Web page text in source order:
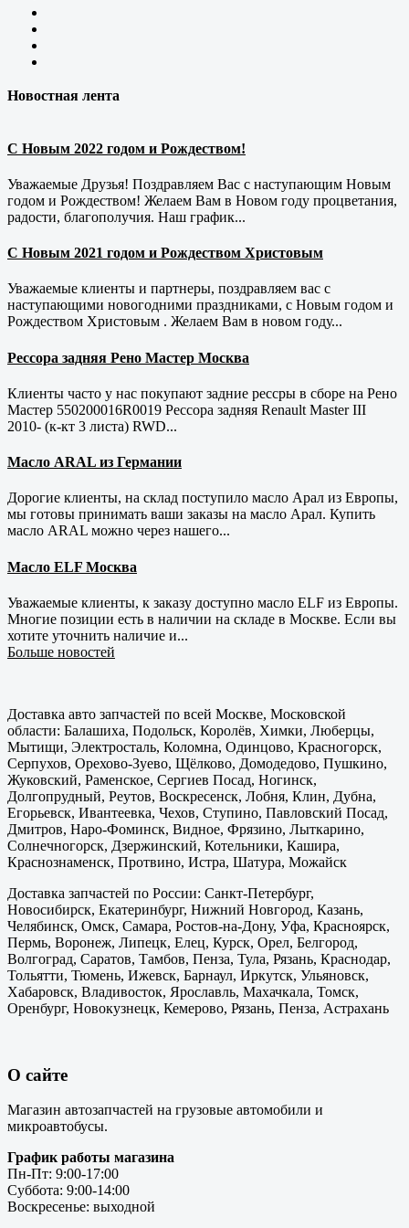
Новостная лента
С Новым 2022 годом и Рождеством!
Уважаемые Друзья! Поздравляем Вас с наступающим Новым
годом и Рождеством! Желаем Вам в Новом году процветания,
радости, благополучия. Наш график...
С Новым 2021 годом и Рождеством Христовым
Уважаемые клиенты и партнеры, поздравляем вас с
наступающими новогодними праздниками, с Новым годом и
Рождеством Христовым . Желаем Вам в новом году...
Рессора задняя Рено Мастер Москва
Клиенты часто у нас покупают задние рессры в сборе на Рено
Мастер 550200016R0019 Рессора задняя Renault Master III
2010- (к-кт 3 листа) RWD...
Масло ARAL из Германии
Дорогие клиенты, на склад поступило масло Арал из Европы,
мы готовы принимать ваши заказы на масло Арал. Купить
масло ARAL можно через нашего...
Масло ELF Москва
Уважаемые клиенты, к заказу доступно масло ELF из Европы.
Многие позиции есть в наличии на складе в Москве. Если вы
хотите уточнить наличие и...
Больше новостей
Доставка авто запчастей по всей Москве, Московской
области: Балашиха, Подольск, Королёв, Химки, Люберцы,
Мытищи, Электросталь, Коломна, Одинцово, Красногорск,
Серпухов, Орехово-Зуево, Щёлково, Домодедово, Пушкино,
Жуковский, Раменское, Сергиев Посад, Ногинск,
Долгопрудный, Реутов, Воскресенск, Лобня, Клин, Дубна,
Егорьевск, Ивантеевка, Чехов, Ступино, Павловский Посад,
Дмитров, Наро-Фоминск, Видное, Фрязино, Лыткарино,
Солнечногорск, Дзержинский, Котельники, Кашира,
Краснознаменск, Протвино, Истра, Шатура, Можайск
Доставка запчастей по России: Санкт-Петербург,
Новосибирск, Екатеринбург, Нижний Новгород, Казань,
Челябинск, Омск, Самара, Ростов-на-Дону, Уфа, Красноярск,
Пермь, Воронеж, Липецк, Елец, Курск, Орел, Белгород,
Волгоград, Саратов, Тамбов, Пенза, Тула, Рязань, Краснодар,
Тольятти, Тюмень, Ижевск, Барнаул, Иркутск, Ульяновск,
Хабаровск, Владивосток, Ярославль, Махачкала, Томск,
Оренбург, Новокузнецк, Кемерово, Рязань, Пенза, Астрахань
О сайте
Магазин автозапчастей на грузовые автомобили и
микроавтобусы.
График работы магазина
Пн-Пт: 9:00-17:00
Суббота: 9:00-14:00
Воскресенье: выходной